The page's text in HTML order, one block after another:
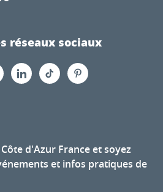
réseaux sociaux
d'Azur France et soyez
et infos pratiques de